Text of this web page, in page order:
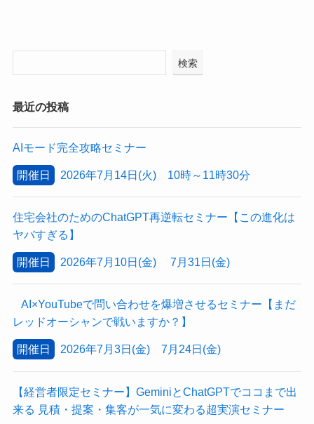
検索
最近の投稿
AIモード完全攻略セミナー
開催日 2026年7月14日(火) 10時～11時30分
住宅会社のためのChatGPT再逆転セミナー【この進化は
ヤバすぎる】
開催日 2026年7月10日(金) 7月31日(金)
AI×YouTubeで問い合わせを爆増させるセミナー【まだ
レッドオーシャンで戦いますか？】
開催日 2026年7月3日(金) 7月24日(金)
【経営者限定セミナー】GeminiとChatGPTでココまで出
来る 見積・提案・集客が一気に変わる超実演セミナー